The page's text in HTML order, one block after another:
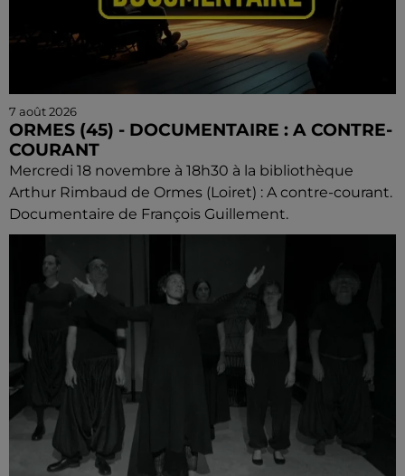
7 août 2026
ORMES (45) - DOCUMENTAIRE : A CONTRE-
COURANT
Mercredi 18 novembre à 18h30 à la bibliothèque
Arthur Rimbaud de Ormes (Loiret) : A contre-courant.
Documentaire de François Guillement.